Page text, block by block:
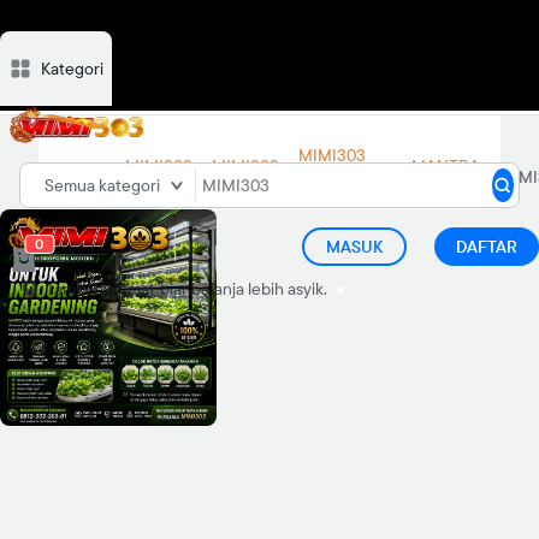
Kategori
Semua kategori
0 MASUK
DAFTAR
Tambah alamat biar belanja lebih asyik.
MIMI303
MIMI303
LOGIN
MIMI303
DAFTAR
MIMI303
MANTRA